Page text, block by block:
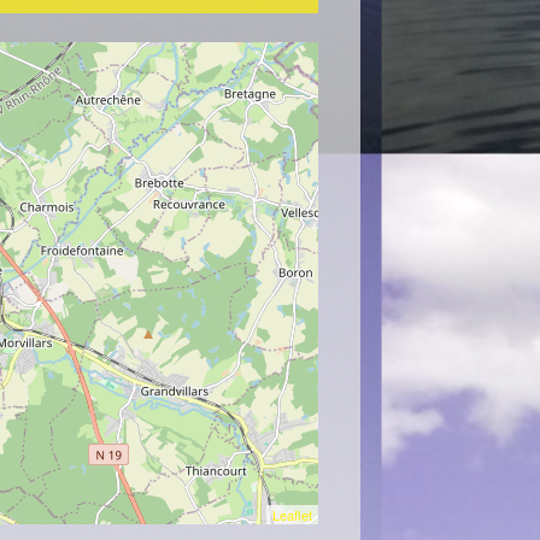
Leaflet